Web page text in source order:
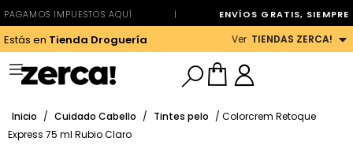
PAGAMOS IMPUESTOS AQUÍ | ENVÍOS GRATIS, SIEMPRE
Estás en Tienda Droguería Ver TIENDAS ZERCA!
Inicio / Cuidado Cabello / Tintes pelo / Colorcrem Retoque
Express 75 ml Rubio Claro